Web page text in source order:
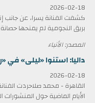
2026-02-18
كشفت الفنانة يسرا، عن
بريق النجومية لم يمنحها
المصدر: الأنباء
داليا: استنوا «ليلى» في
2026-02-18
القاهرة - محمد صلاحردت
الأيام الماضية حول المنشورات